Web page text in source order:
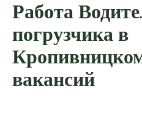
Работа
погрузчика в
вакансий